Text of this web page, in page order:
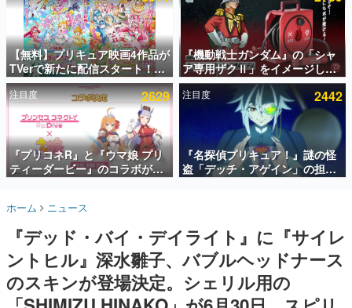
電ファミのいま読まれている記事ランキング
アプリセール情報
インタビュー
連載・特集一覧
殿堂入り記事
SNS拡散数が数千以上！ ページビュー数万以上！ などな
ど。多くの人々に読まれた、電ファミ渾身の“殿堂入り”記
事をまとめました。
名作ゲームクリエイターの方々に製作時のエピソードをお
きます。
赫本
この物語を解いてはいけない。『赫本』は、〈試験問題〉
の形をした短編ホラー小説集です。
【無料】プリキュア映画4作品が
TVerで新たに配信スタート！な
んと2018年～2024年の映画ほぼ
すべてが見放題に、ぶっちゃけ
ありえないラインナップ
『機動戦士ガンダム』の「シャ
ア専用ザクⅡ」をイメージした
散水ホースリールが予約開始。
本体にはシャアのパーソナルマ
ークやジオン公国軍のエンブレ
ム、型式番号などを配置
注目度 2629
『プリコネR』と『ウマ娘 プリ
ティーダービー』のコラボが決
定！“最大170連無料”の8.5周年
注目度 2442
『名探偵プリキュア！』謎の怪
盗「デッチ・アゲイン」の担当
キャストは天﨑滉平さんと判
ホーム ニュース
『デッド・バイ・デイライト』に『サイレ
ントヒル』深水雛子、バブルヘッドナース
のスキンが登場決定。シェリル用の